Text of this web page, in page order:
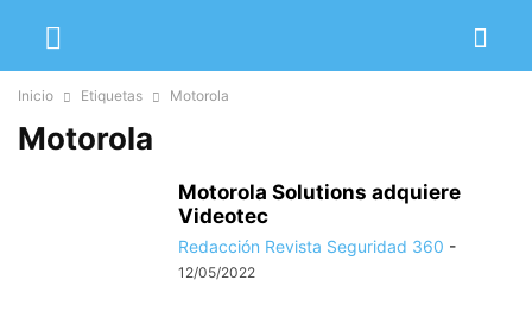
Inicio Etiquetas Motorola
Motorola
Motorola Solutions adquiere
Videotec
Redacción Revista Seguridad 360 -
12/05/2022